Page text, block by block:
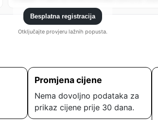
Besplatna registracija
Otključajte provjeru lažnih popusta.
Promjena cijene
Nema dovoljno podataka za
prikaz cijene prije 30 dana.